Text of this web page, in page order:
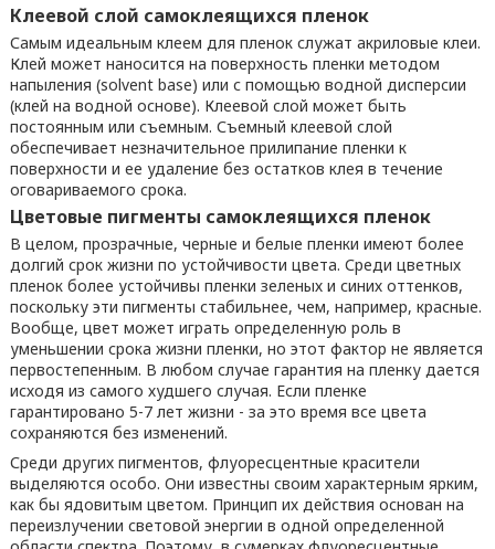
Клеевой слой самоклеящихся пленок
Самым идеальным клеем для пленок служат акриловые клеи.
Клей может наносится на поверхность пленки методом
напыления (solvent base) или с помощью водной дисперсии
(клей на водной основе). Клеевой слой может быть
постоянным или съемным. Съемный клеевой слой
обеспечивает незначительное прилипание пленки к
поверхности и ее удаление без остатков клея в течение
оговариваемого срока.
Цветовые пигменты самоклеящихся пленок
В целом, прозрачные, черные и белые пленки имеют более
долгий срок жизни по устойчивости цвета. Среди цветных
пленок более устойчивы пленки зеленых и синих оттенков,
поскольку эти пигменты стабильнее, чем, например, красные.
Вообще, цвет может играть определенную роль в
уменьшении срока жизни пленки, но этот фактор не является
первостепенным. В любом случае гарантия на пленку дается
исходя из самого худшего случая. Если пленке
гарантировано 5-7 лет жизни - за это время все цвета
сохраняются без изменений.
Среди других пигментов, флуоресцентные красители
выделяются особо. Они известны своим характерным ярким,
как бы ядовитым цветом. Принцип их действия основан на
переизлучении световой энергии в одной определенной